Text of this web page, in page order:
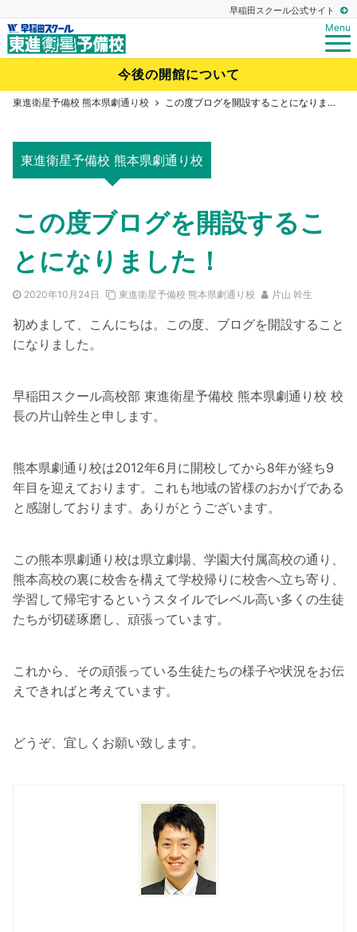
早稲田スクール公式サイト
Menu
今後の開館について
東進衛星予備校 熊本県劇通り校 この度ブログを開設することになりました！
東進衛星予備校 熊本県劇通り校
この度ブログを開設するこ
とになりました！
2020年10月24日 東進衛星予備校 熊本県劇通り校 片山 幹生
初めまして、こんにちは。この度、ブログを開設すること
になりました。
早稲田スクール高校部 東進衛星予備校 熊本県劇通り校 校
長の片山幹生と申します。
熊本県劇通り校は2012年6月に開校してから8年が経ち9
年目を迎えております。これも地域の皆様のおかげである
と感謝しております。ありがとうございます。
この熊本県劇通り校は県立劇場、学園大付属高校の通り、
熊本高校の裏に校舎を構えて学校帰りに校舎へ立ち寄り、
学習して帰宅するというスタイルでレベル高い多くの生徒
たちが切磋琢磨し、頑張っています。
これから、その頑張っている生徒たちの様子や状況をお伝
えできればと考えています。
どうぞ、宜しくお願い致します。